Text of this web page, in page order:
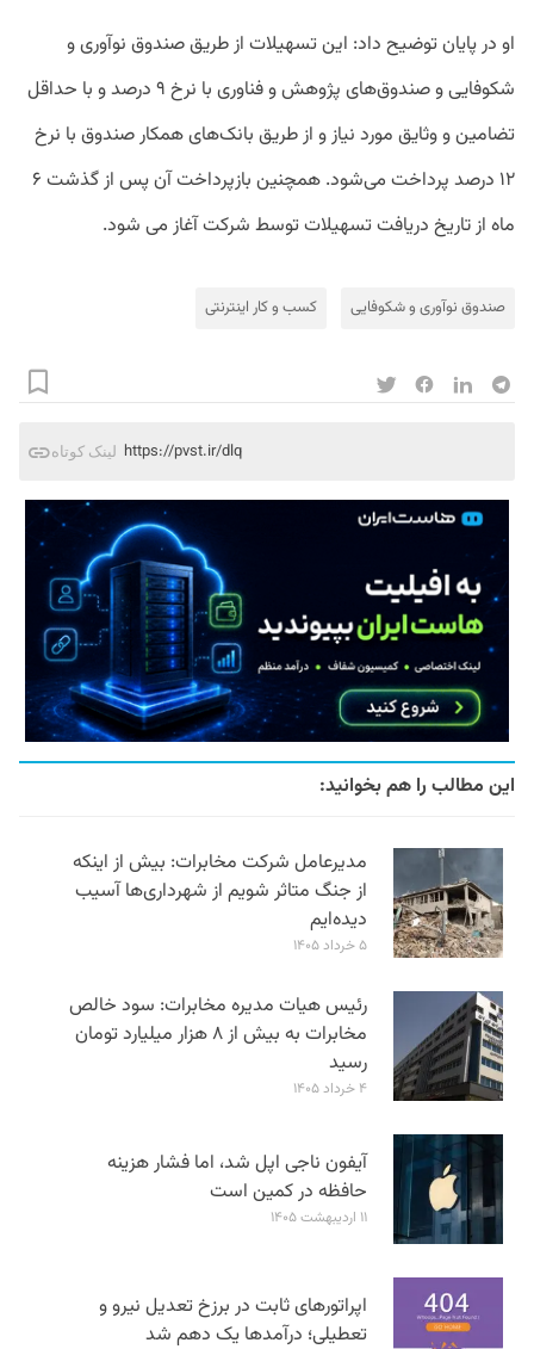
او در پایان توضیح داد: این تسهیلات از طریق صندوق نوآوری و
شکوفایی و صندوق‌های پژوهش و فناوری با نرخ ۹ درصد و با حداقل
تضامین و وثایق مورد نیاز و از طریق بانک‌های همکار صندوق با نرخ
۱۲ درصد پرداخت می‌شود. همچنین بازپرداخت آن پس از گذشت ۶
ماه از تاریخ دریافت تسهیلات توسط شرکت آغاز می شود.
صندوق نوآوری و شکوفایی کسب و کار اینترنتی
لینک کوتاه https://pvst.ir/dlq
این مطالب را هم بخوانید:
مدیرعامل شرکت مخابرات: بیش از اینکه
از جنگ متاثر شویم از شهرداری‌ها آسیب
دیده‌ایم
۵ خرداد ۱۴۰۵
رئیس هیات مدیره مخابرات: سود خالص
مخابرات به بیش از ۸ هزار میلیارد تومان
رسید
۴ خرداد ۱۴۰۵
آیفون ناجی اپل شد، اما فشار هزینه
حافظه در کمین است
۱۱ اردیبهشت ۱۴۰۵
اپراتورهای ثابت در برزخ تعدیل نیرو و
تعطیلی؛ درآمدها یک دهم شد